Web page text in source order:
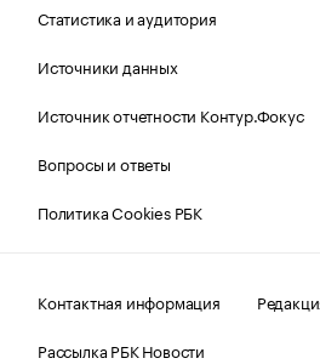
Статистика и аудитория
Источники данных
Источник отчетности Контур.Фокус
Вопросы и ответы
Политика Cookies РБК
Контактная информация
Рассылка РБК Новости